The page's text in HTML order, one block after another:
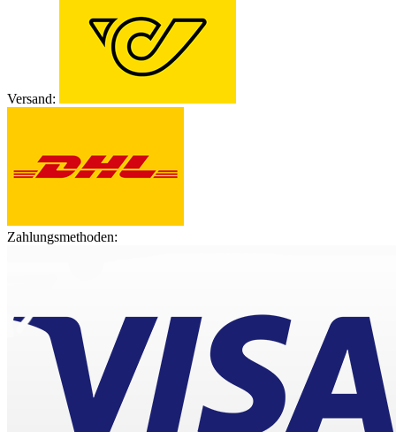
Versand:
Zahlungsmethoden: